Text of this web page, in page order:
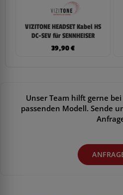
VIZITONE HEADSET Kabel HS
DC-SEV für SENNHEISER
39,90€
Unser Team hilft gerne
passenden Modell. Sende